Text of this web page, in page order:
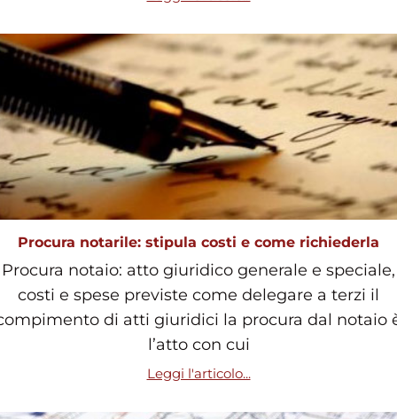
Procura notarile: stipula costi e come richiederla
Procura notaio: atto giuridico generale e speciale,
costi e spese previste come delegare a terzi il
di atti giuridici la procura dal notaio
l’atto con cui
Leggi l'articolo...